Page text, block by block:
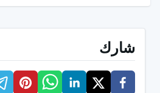
تُستخدم أطقم الأسنان الثابتة عن
استخدامها فقط في حالة فقدان
الأسنان الاصطناعية القابلة للإزالة
شارك